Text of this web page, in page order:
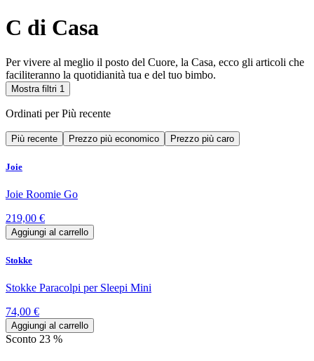
C di Casa
Per vivere al meglio il posto del Cuore, la Casa, ecco gli articoli che
faciliteranno la quotidianità tua e del tuo bimbo.
Mostra filtri 1
Ordinati perPiù recente
Più recente Prezzo più economico Prezzo più caro
Joie
Joie Roomie Go
219,00 €
Aggiungi al carrello
Stokke
Stokke Paracolpi per Sleepi Mini
74,00 €
Aggiungi al carrello
Sconto 23 %